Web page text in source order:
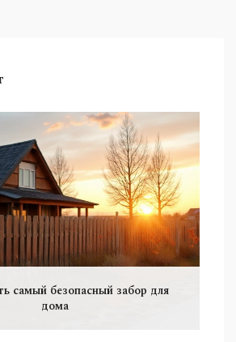
самый безопасный забор для
дома